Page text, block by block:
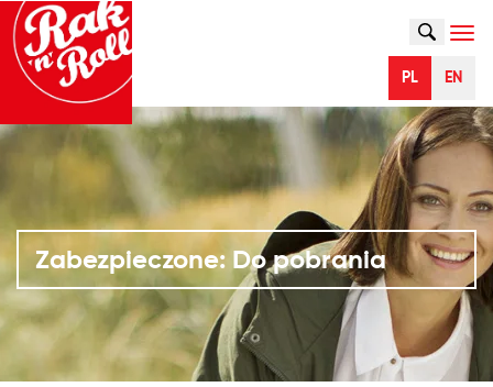
SZUKAJ
PL EN
Zabezpieczone: Do pobrania